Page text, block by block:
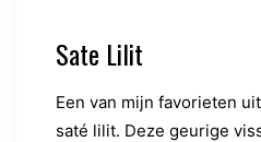
Sate Lilit
Een van mijn favorieten
saté lilit. Deze geurige